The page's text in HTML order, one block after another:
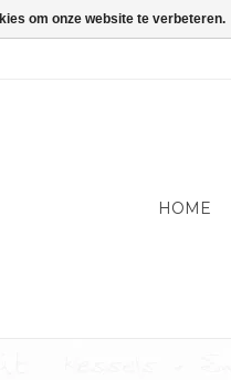
HOME
om onze website te verbeteren.